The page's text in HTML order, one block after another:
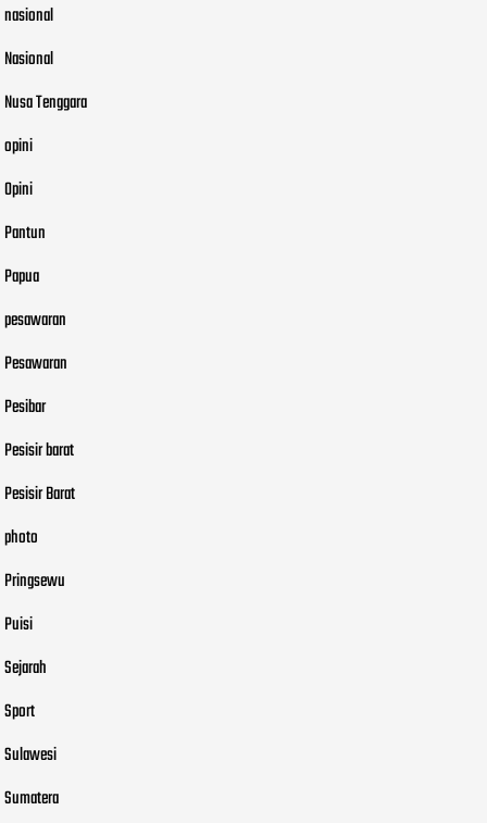
nasional
Nasional
Nusa Tenggara
opini
Opini
Pantun
Papua
pesawaran
Pesawaran
Pesibar
Pesisir barat
Pesisir Barat
photo
Pringsewu
Puisi
Sejarah
Sport
Sulawesi
Sumatera